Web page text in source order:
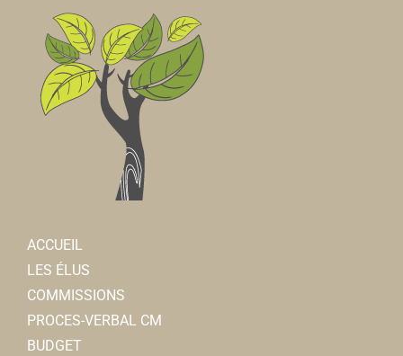
ACCUEIL
LES ÉLUS
COMMISSIONS
PROCES-VERBAL CM
BUDGET